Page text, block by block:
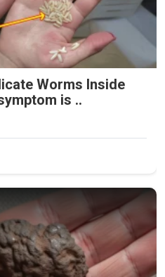
Worms Inside
is ..